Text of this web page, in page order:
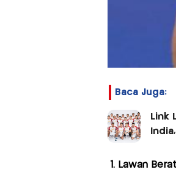
Baca Juga:
Link
1. Lawan Berat